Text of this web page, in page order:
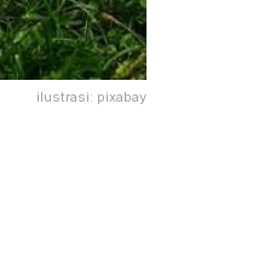
ilustrasi: pixabay